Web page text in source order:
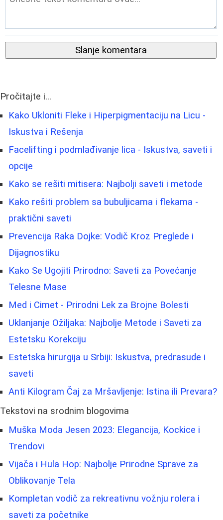
Slanje komentara
Pročitajte i...
Kako Ukloniti Fleke i Hiperpigmentaciju na Licu -
Iskustva i Rešenja
Facelifting i podmlađivanje lica - Iskustva, saveti i
opcije
Kako se rešiti mitisera: Najbolji saveti i metode
Kako rešiti problem sa bubuljicama i flekama -
praktični saveti
Prevencija Raka Dojke: Vodič Kroz Preglede i
Dijagnostiku
Kako Se Ugojiti Prirodno: Saveti za Povećanje
Telesne Mase
Med i Cimet - Prirodni Lek za Brojne Bolesti
Uklanjanje Ožiljaka: Najbolje Metode i Saveti za
Estetsku Korekciju
Estetska hirurgija u Srbiji: Iskustva, predrasude i
saveti
Anti Kilogram Čaj za Mršavljenje: Istina ili Prevara?
Tekstovi na srodnim blogovima
Muška Moda Jesen 2023: Elegancija, Kockice i
Trendovi
Vijača i Hula Hop: Najbolje Prirodne Sprave za
Oblikovanje Tela
Kompletan vodič za rekreativnu vožnju rolera i
saveti za početnike